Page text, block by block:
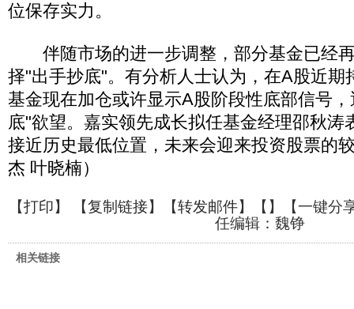
位保存实力。
伴随市场的进一步调整，部分基金已经
择"出手抄底"。有分析人士认为，在A股近期
基金现在加仓或许显示A股阶段性底部信号
底"欲望。嘉实领先成长拟任基金经理邵秋涛
接近历史最低位置，未来会迎来投资股票的
杰 叶晓楠）
【打印】 【复制链接】【转发邮件】【 】
【一键分
任编辑：魏铮
相关链接